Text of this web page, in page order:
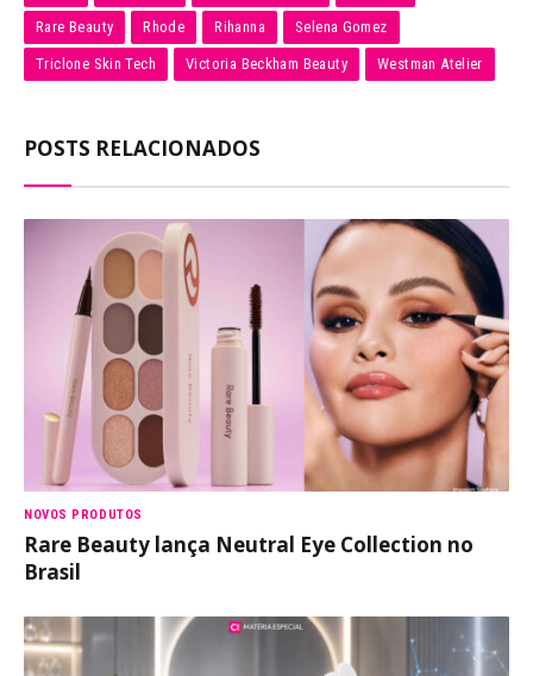
Rare Beauty Rhode Rihanna Selena Gomez
Triclone Skin Tech Victoria Beckham Beauty Westman Atelier
POSTS RELACIONADOS
NOVOS PRODUTOS
Rare Beauty lança Neutral Eye Collection no
Brasil